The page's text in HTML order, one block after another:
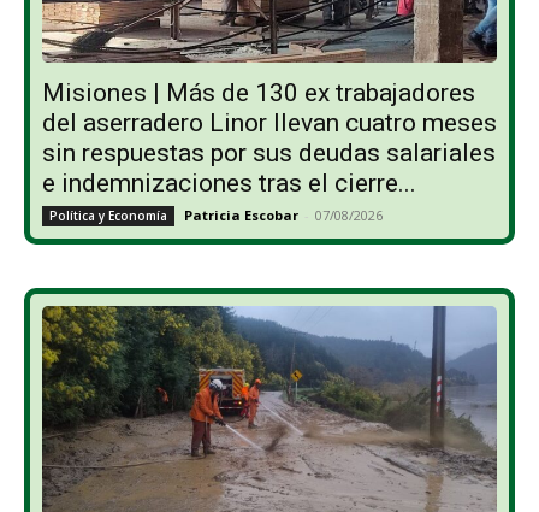
Misiones | Más de 130 ex trabajadores
del aserradero Linor llevan cuatro meses
sin respuestas por sus deudas salariales
e indemnizaciones tras el cierre...
Política y Economía Patricia Escobar - 07/08/2026